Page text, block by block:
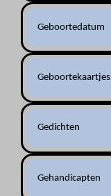
Geboortedatum
Geboortekaartjes
Gedichten
Gehandicapten